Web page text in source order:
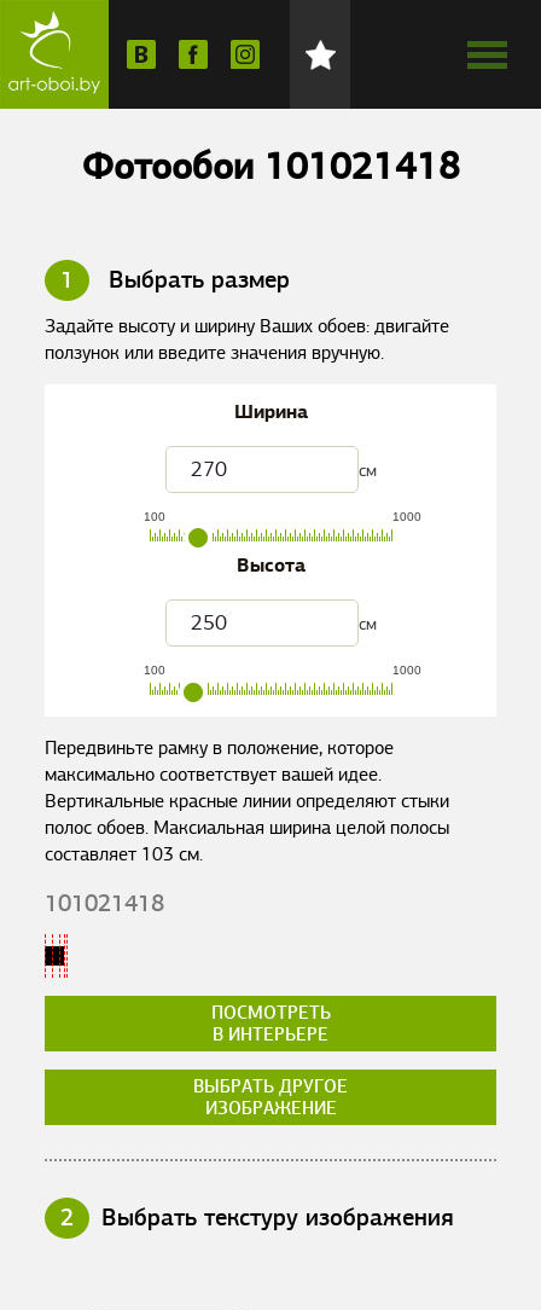
Фотообои 101021418
1 Выбрать размер
Задайте высоту и ширину Ваших обоев: двигайте
ползунок или введите значения вручную.
Ширина
см
100 1000
Высота
см
100 1000
Передвиньте рамку в положение, которое
максимально соответствует вашей идее.
Вертикальные красные линии определяют стыки
полос обоев. Максиальная ширина целой полосы
составляет 103 см.
101021418
ПОСМОТРЕТЬ
В ИНТЕРЬЕРЕ
ВЫБРАТЬ ДРУГОЕ
ИЗОБРАЖЕНИЕ
2 Выбрать текстуру изображения